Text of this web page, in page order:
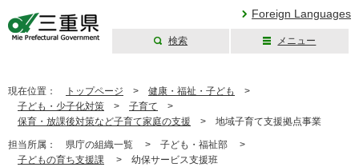
Foreign Languages
検索 メニュー
現在位置： トップページ > 健康・福祉・子ども
>
子ども・少子化対策 > 子育て >
保育・放課後対策など子育て家庭の支援 > 地域子育て支援拠点事業
担当所属： 県庁の組織一覧 > 子ども・福祉部 >
子どもの育ち支援課 > 幼保サービス支援班